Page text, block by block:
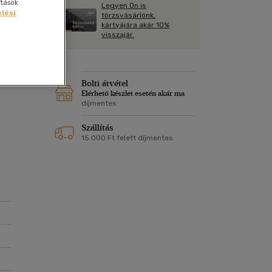
Kártya
Képeslap
Naptár
Vallás, mitológia
Legyen Ön is
törzsvásárlónk,
kártyájára akár 10%
visszajár.
Bolti átvétel
Elérhető készlet esetén akár ma
díjmentes
Szállítás
15 000 Ft felett díjmentes